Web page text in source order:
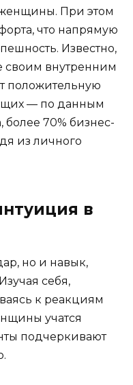
При этом
что напрямую
Известно,
внутренним
положительную
— по данным
70% бизнес-
из личного
в
но и навык,
себя,
к реакциям
учатся
подчеркивают